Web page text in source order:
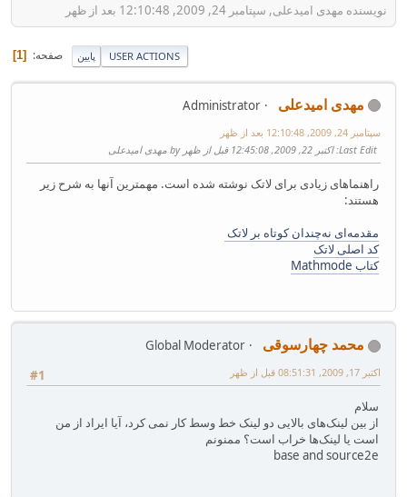
نویسنده مهدی امیدعلی, سپتامبر 24, 2009, 12:10:48 بعد از ظهر
پایین صفحه 1 USER ACTIONS
مهدی امیدعلی Administrator
سپتامبر 24, 2009, 12:10:48 بعد از ظهر
Last Edit: اکتبر 22, 2009, 12:45:08 قبل از ظهر by مهدی امیدعلی
راهنماهای زیادی برای لاتک نوشته شده است. مهمترین آنها به شرح زیر
هستند:
مقدمه‌ای نه‌چندان کوتاه بر لاتک
کد اصلی لاتک
کتاب Mathmode
محمد چهارسوقی
Global Moderator
#1
اکتبر 17, 2009, 08:51:31 قبل از ظهر
سلام
از بین لینک‌های بالایی دو لینک خط وسط کار نمی کرد، آیا ایراد از من
است یا لینک‌ها خراب است؟ ممنونم
base and source2e